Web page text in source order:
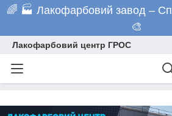
🌈 🏭 Лакофарбовий завод –
🎨
Лакофарбовий центр ГРОС